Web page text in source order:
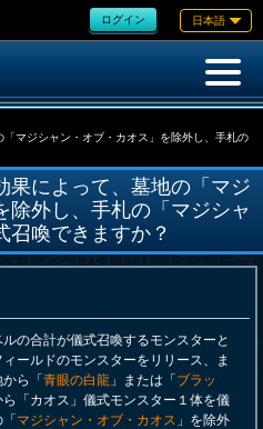
ログイン 日本語
「マジシャン・オブ・カオス」を除外し、手札の
果によって、墓地の「マジ
除外し、手札の「マジシャ
召喚できますか？
の合計が儀式召喚するモンスターと
ールドのモンスターをリリース、ま
ら「 青眼の白龍 」または「 ブラッ
ら「カオス」儀式モンスター１体を儀
マジシャン・オブ・カオス 」を除外